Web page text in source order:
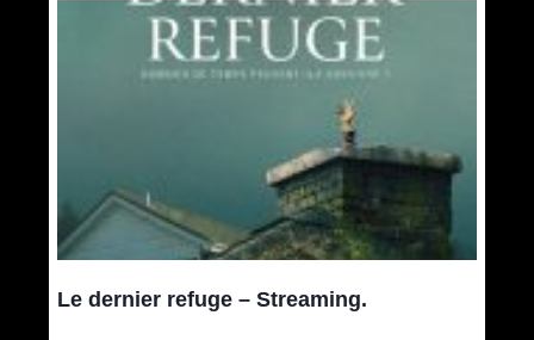
Le dernier refuge – Streaming.